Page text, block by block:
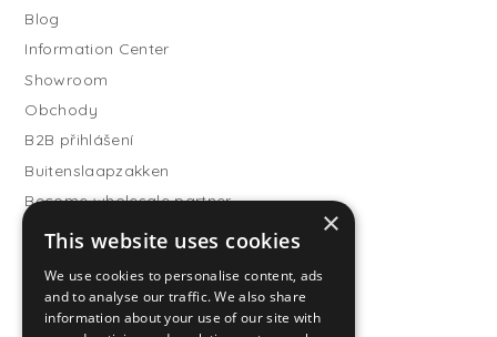
Blog
Information Center
Showroom
Obchody
B2B přihlášení
Buitenslaapzakken
Become wholesale partner
Customer service
FAQ
Shipping
×
This website uses cookies
We use cookies to personalise content, ads
and to analyse our traffic. We also share
information about your use of our site with